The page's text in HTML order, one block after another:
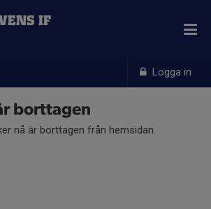
Logga in
IF
borttagen
nå är borttagen från hemsidan.